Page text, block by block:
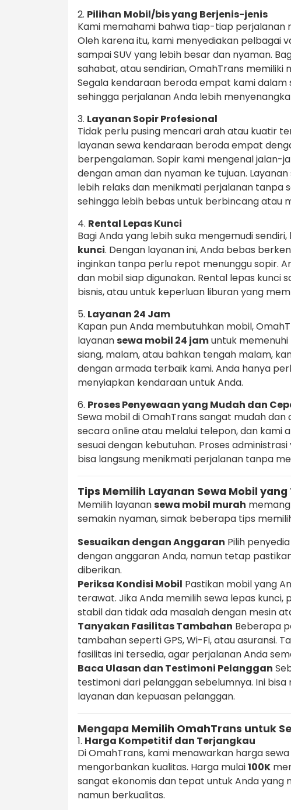
2. Pilihan Mobil/bis yang Berjenis-jenis
Kami memahami bahwa tiap-tiap perjalanan
Oleh karena itu, kami menyediakan pelbagai
sampai SUV yang lebih besar dan nyaman.
sahabat, atau sendirian, OmahTrans memiliki
Segala kendaraan beroda empat kami
sehingga perjalanan Anda lebih
3. Layanan Sopir Profesional
Tidak perlu pusing mencari arah atau kuatir
layanan sewa kendaraan beroda empat
berpengalaman. Sopir kami mengenal jalan-
dengan aman dan nyaman ke tujuan.
lebih relaks dan menikmati perjalanan tanpa
sehingga lebih bebas untuk berbincang atau
4. Rental Lepas Kunci
Bagi Anda yang lebih suka mengemudi
kunci. Dengan layanan ini, Anda bebas
inginkan tanpa perlu repot menunggu sopir.
dan mobil siap digunakan. Rental lepas kunci
bisnis, atau untuk keperluan liburan yang
5. Layanan 24 Jam
Kapan pun Anda membutuhkan mobil,
layanansewa mobil 24 jamuntuk memenuhi
siang, malam, atau bahkan tengah malam,
dengan armada terbaik kami. Anda hanya
menyiapkan kendaraan untuk Anda.
6. Proses Penyewaan yang Mudah dan
Sewa mobil di OmahTrans sangat mudah
secara online atau melalui telepon, dan kami
sesuai dengan kebutuhan. Proses
bisa langsung menikmati perjalanan tanpa
Tips Memilih Layanan Sewa Mobil
Memilih layanansewa mobil murah
semakin nyaman, simak beberapa tips
Sesuaikan dengan Anggaran Pilih
dengan anggaran Anda, namun tetap
diberikan.
Periksa Kondisi Mobil Pastikan mobil yang
terawat. Jika Anda memilih sewa lepas
stabil dan tidak ada masalah dengan mesin
Tanyakan Fasilitas Tambahan Beberapa
tambahan seperti GPS, Wi-Fi, atau asuransi.
fasilitas ini tersedia, agar perjalanan Anda
Baca Ulasan dan Testimoni Pelanggan
testimoni dari pelanggan sebelumnya. Ini
layanan dan kepuasan pelanggan.
Mengapa Memilih OmahTrans untuk
1. Harga Kompetitif dan Terjangkau
Di OmahTrans, kami menawarkan harga
mengorbankan kualitas. Harga mulai100K
sangat ekonomis dan tepat untuk Anda yang
namun berkualitas.